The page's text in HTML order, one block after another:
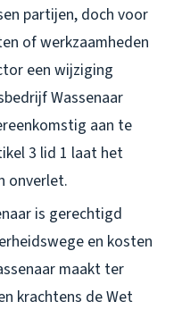
partijen, doch voor
of werkzaamheden
een wijziging
Wassenaar
aan te
3 lid 1 laat het
onverlet.
is gerechtigd
en kosten
maakt ter
krachtens de Wet